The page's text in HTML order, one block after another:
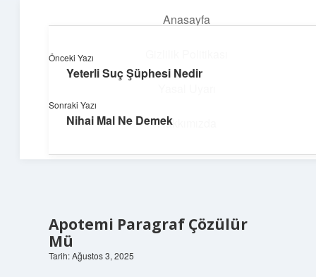
Anasayfa
Hakkımızda
Pratik Çözüm Rehberi
Hayatını kolaylaştıran zekice fikirler!
Apotemi Paragraf Çözülür
Mü
Tarih: Ağustos 3, 2025
Önceki Yazı
Yeterli Suç Şüphesi Nedir
Sonraki Yazı
Nihai Mal Ne Demek